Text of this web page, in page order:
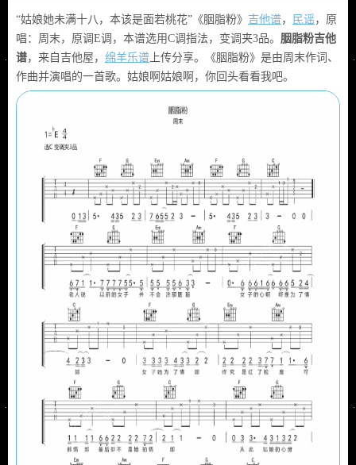
“姑娘她未满十八，本该是面若桃花”《胭脂粉》 吉他谱， 民谣，原
唱：周末，原调E调， 本谱选用C调指法，变调夹3品。 胭脂粉吉他
谱，来自吉他屋 ， 绵羊乐谱 上传分享。
《胭脂粉》是由周末作词、
作曲并演唱的一首歌。姑娘啊姑娘啊，你回头看看我吧。